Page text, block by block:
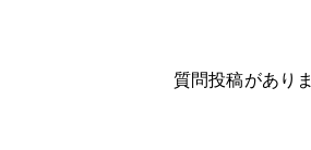
質問投稿があり